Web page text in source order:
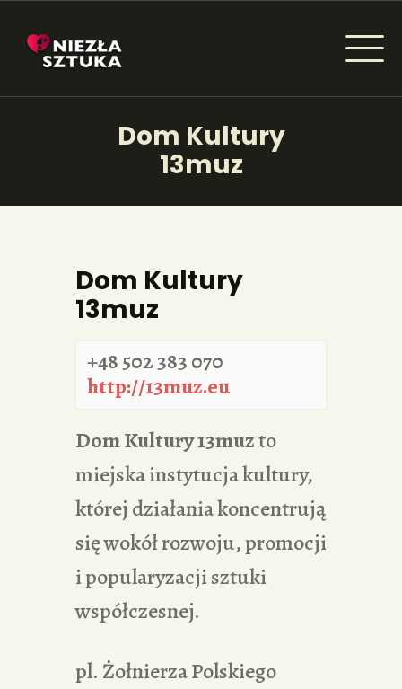
Dom Kultury
13muz
NIEZŁA SZTUKA - NEWSY
Sztuka dla każdego od amatora do konesera.
ARTYKUŁY
KSIĄŻKI
REDAKCJA
Dom Kultury
13muz
+48 502 383 070
http://13muz.eu
Dom Kultury 13muzto
miejska instytucja kultury,
której działania koncentrują
się wokół rozwoju, promocji
i popularyzacji sztuki
współczesnej.
pl. Żołnierza Polskiego